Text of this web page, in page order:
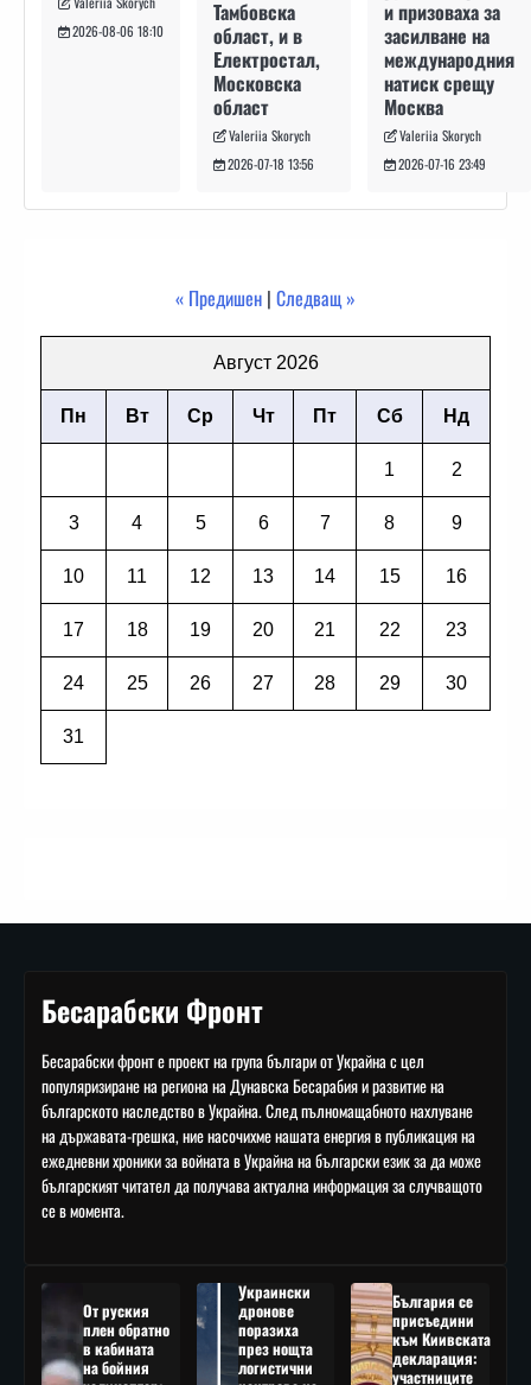
2026-08-06 18:10
Тамбовска
област, и в
Електростал,
Московска
област
Valeriia Skorych
2026-07-18 13:56
и призоваха за
засилване на
международния
натиск срещу
Москва
Valeriia Skorych
2026-07-16 23:49
« Предишен | Следващ »
Август 2026
Пн Вт Ср Чт Пт Сб Нд
1 2
3 4 5 6 7 8 9
10 11 12 13 14 15 16
17 18 19 20 21 22 23
24 25 26 27 28 29 30
31
Бесарабски Фронт
Бесарабски фронт е проект на група българи от Украйна с цел
популяризиране на региона на Дунавска Бесарабия и развитие на
българското наследство в Украйна. След пълномащабното нахлуване
на държавата-грешка, ние насочихме нашата енергия в публикация на
ежедневни хроники за войната в Украйна на български език за да може
българският читател да получава актуална информация за случващото
се в момента.
От руския
плен обратно
в кабината
на бойния
Украински
дронове
поразиха
през нощта
логистични
България се
присъедини
към Киивската
декларация:
участниците